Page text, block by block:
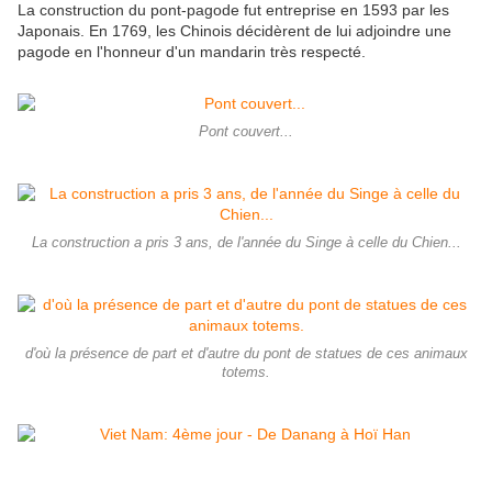
La construction du pont-pagode fut entreprise en 1593 par les
Japonais. En 1769, les Chinois décidèrent de lui adjoindre une
pagode en l'honneur d'un mandarin très respecté.
Pont couvert...
La construction a pris 3 ans, de l'année du Singe à celle du Chien...
d'où la présence de part et d'autre du pont de statues de ces animaux
totems.